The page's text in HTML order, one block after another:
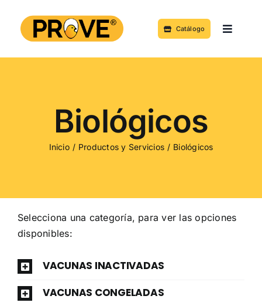
contenido
Catálogo
Toggle
Acerca de
NoticiasBiológicos
Inicio Productos y Servicios Biológicos
Selecciona una categoría, para ver las opciones
disponibles:
VACUNAS INACTIVADAS
VACUNAS CONGELADAS